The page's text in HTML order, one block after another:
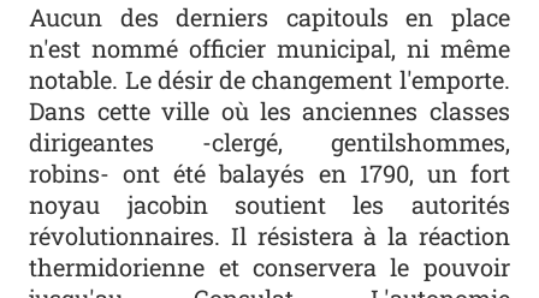
Aucun des derniers capitouls en place
n'est nommé officier municipal, ni même
notable. Le désir de changement l'emporte.
Dans cette ville où les anciennes classes
dirigeantes -clergé, gentilshommes,
robins- ont été balayés en 1790, un fort
noyau jacobin soutient les autorités
révolutionnaires. Il résistera à la réaction
thermidorienne et conservera le pouvoir